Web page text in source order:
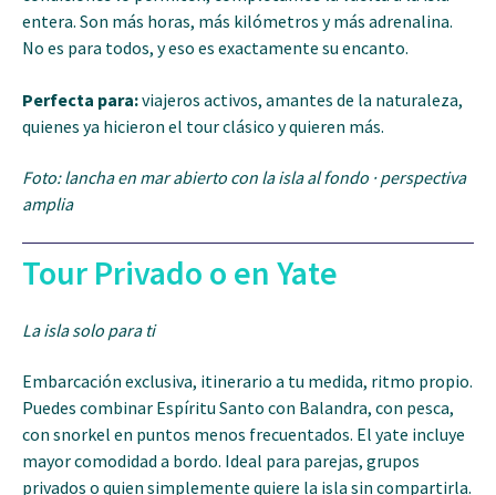
entera. Son más horas, más kilómetros y más adrenalina.
No es para todos, y eso es exactamente su encanto.
Perfecta para:viajeros activos, amantes de la naturaleza,
quienes ya hicieron el tour clásico y quieren más.
Foto: lancha en mar abierto con la isla al fondo · perspectiva
amplia
Tour Privado o en Yate
La isla solo para ti
Embarcación exclusiva, itinerario a tu medida, ritmo propio.
Puedes combinar Espíritu Santo con Balandra, con pesca,
con snorkel en puntos menos frecuentados. El yate incluye
mayor comodidad a bordo. Ideal para parejas, grupos
privados o quien simplemente quiere la isla sin compartirla.